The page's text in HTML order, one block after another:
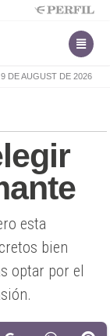
DE AUGUST DE 2026
esta
bien
optar por el